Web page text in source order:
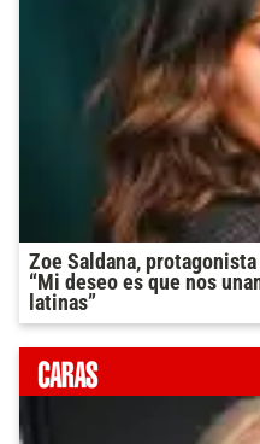
Zoe Saldana,
“Mi deseo es que nos
latinas”